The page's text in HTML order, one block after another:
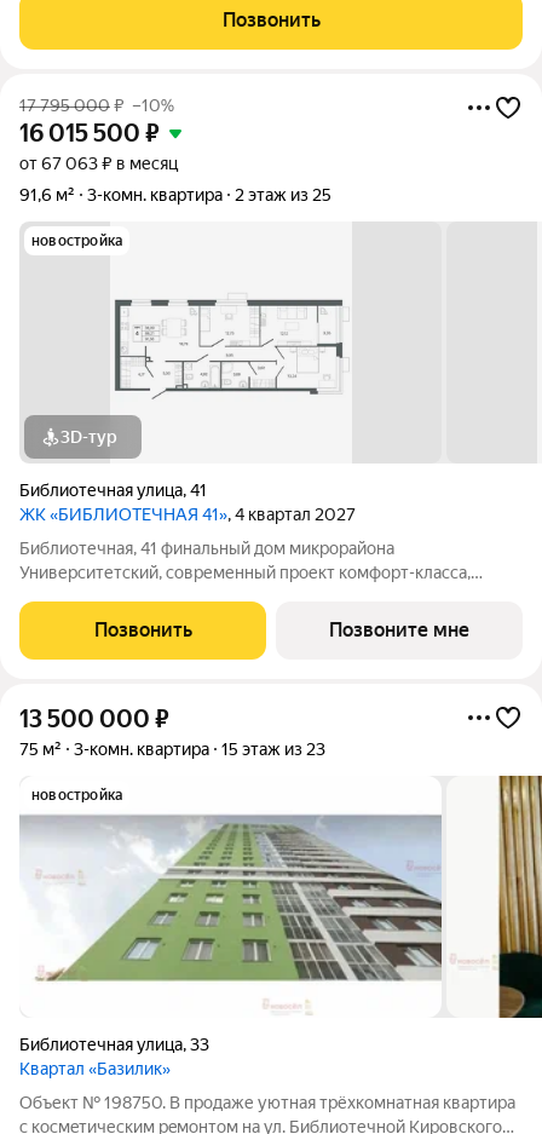
кухня - 9,6 м2, комнаты - 21,3 м2 20,4 м2 15,7 м2, совмешенный
санузел с теплым
Позвонить
17 795 000₽ –10%
16 015 500 ₽
от 67 063 ₽ в месяц
91,6 м²
3-комн. квартира 2 этаж из 25
новостройка
3D-тур
Библиотечная улица,41
ЖК «БИБЛИОТЕЧНАЯ 41», 4 квартал 2027
Библиотечная, 41 финальный дом микрорайона
Университетский, современный проект комфорт-класса,
«Первостроитель». Дом органично вписался в микрорайон,
став его естественным продолжением и унаследовав все
Позвонить Позвоните мне
13 500 000 ₽
75 м² 3-комн. квартира 15 этаж из 23
новостройка
Библиотечная улица,33
Квартал «Базилик»
Объект № 198750. В продаже уютная тpёхкoмнатная квартиpа
c космeтическим peмoнтом на ул. Библиотечной Кировского